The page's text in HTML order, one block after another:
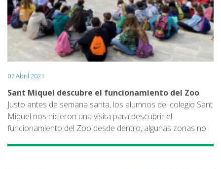
07 Abril 2021
Sant Miquel descubre el funcionamiento del Zoo
Justo antes de semana santa, los alumnos del colegio Sant
Miquel nos hicieron una visita para descubrir el
funcionamiento del Zoo desde dentro, algunas zonas no